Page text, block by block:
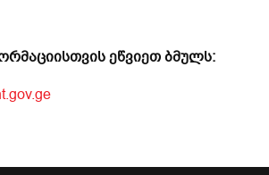
ეწვიეთ ბმულს: